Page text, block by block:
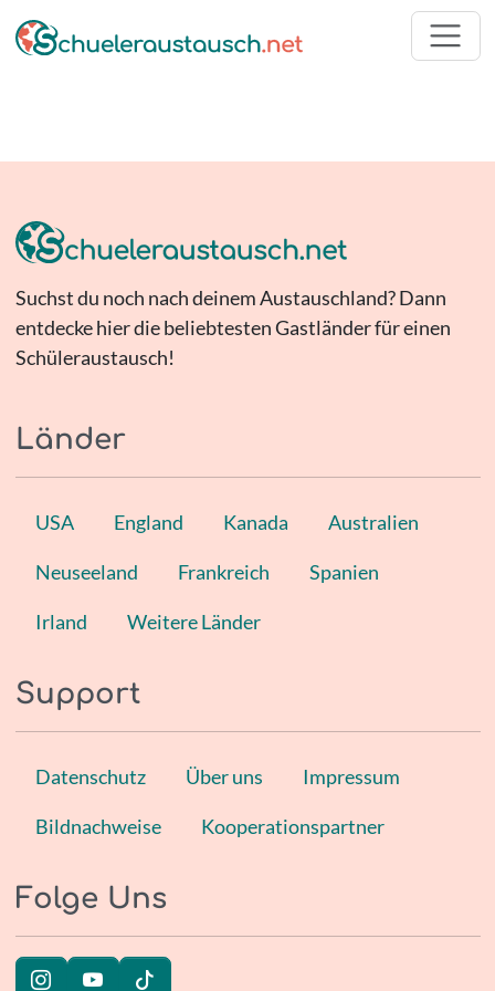
Suchst du noch nach deinem Austauschland? Dann
entdecke hier die beliebtesten Gastländer für einen
Schüleraustausch!
Länder
USA England Kanada Australien
Neuseeland Frankreich Spanien
Irland Weitere Länder
Support
Datenschutz Über uns Impressum
Bildnachweise Kooperationspartner
Folge Uns